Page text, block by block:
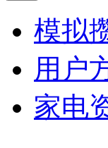
模拟
用户
家电